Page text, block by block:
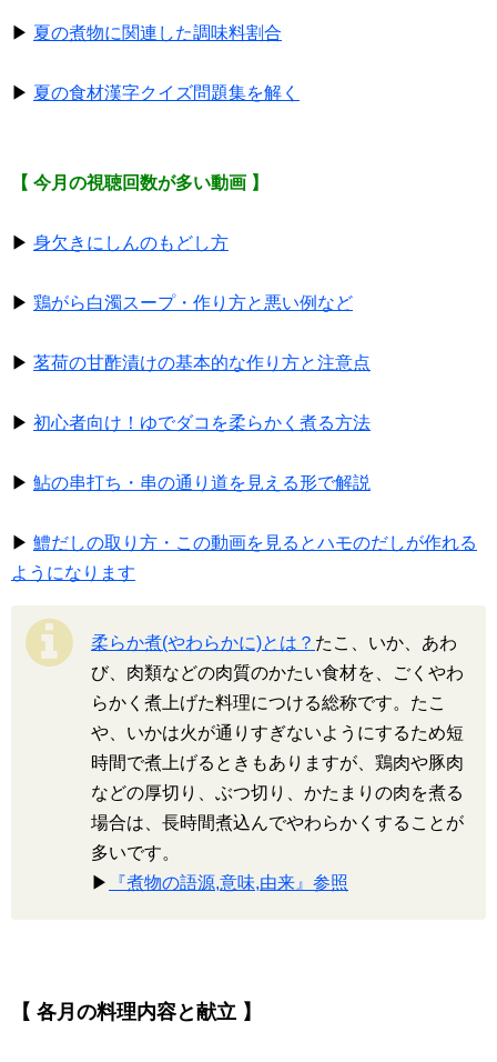
▶ 夏の煮物に関連した調味料割合
▶ 夏の食材漢字クイズ問題集を解く
【 今月の視聴回数が多い動画 】
▶ 身欠きにしんのもどし方
▶ 鶏がら白濁スープ・作り方と悪い例など
▶ 茗荷の甘酢漬けの基本的な作り方と注意点
▶ 初心者向け！ゆでダコを柔らかく煮る方法
▶ 鮎の串打ち・串の通り道を見える形で解説
▶ 鱧だしの取り方・この動画を見るとハモのだしが作れる
ようになります
柔らか煮(やわらかに)とは？ たこ、いか、あわ
び、肉類などの肉質のかたい食材を、ごくやわ
らかく煮上げた料理につける総称です。たこ
や、いかは火が通りすぎないようにするため短
時間で煮上げるときもありますが、鶏肉や豚肉
などの厚切り、ぶつ切り、かたまりの肉を煮る
場合は、長時間煮込んでやわらかくすることが
多いです。
▶
『煮物の語源,意味,由来』参照
【 各月の料理内容と献立 】